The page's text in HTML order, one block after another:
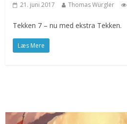
21. juni 2017 Thomas Würgler
Tekken 7 – nu med ekstra Tekken.
Læs Mere